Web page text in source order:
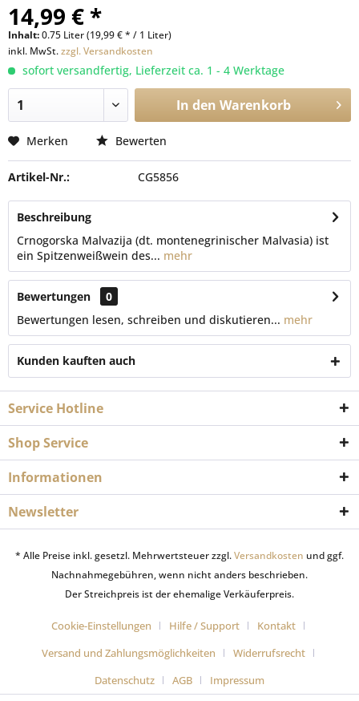
14,99 € *
Inhalt:0.75 Liter (19,99 € * / 1 Liter)
inkl. MwSt.zzgl. Versandkosten
sofort versandfertig, Lieferzeit ca. 1 - 4 Werktage
In den Warenkorb
Merken Bewerten
Artikel-Nr.: CG5856
Beschreibung
Crnogorska Malvazija (dt. montenegrinischer Malvasia) ist
ein Spitzenweißwein des... mehr
Bewertungen
0
Bewertungen lesen, schreiben und diskutieren... mehr
Kunden kauften auch
Service Hotline
Shop Service
Informationen
Newsletter
* Alle Preise inkl. gesetzl. Mehrwertsteuer zzgl.Versandkosten und ggf.
Nachnahmegebühren, wenn nicht anders beschrieben.
Der Streichpreis ist der ehemalige Verkäuferpreis.
Cookie-Einstellungen Hilfe / Support
Kontakt
Versand und Zahlungsmöglichkeiten
Widerrufsrecht
Datenschutz
AGB Impressum